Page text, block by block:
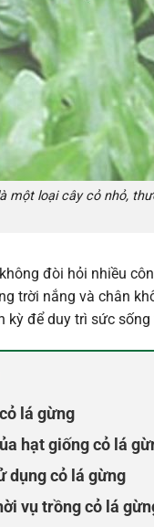
một loại cây cỏ nhỏ,
đòi hỏi nhiều
trời nắng và chân
kỳ để duy trì sức sống
lá gừng
hạt giống cỏ lá
dụng cỏ lá gừng
vụ trồng cỏ lá